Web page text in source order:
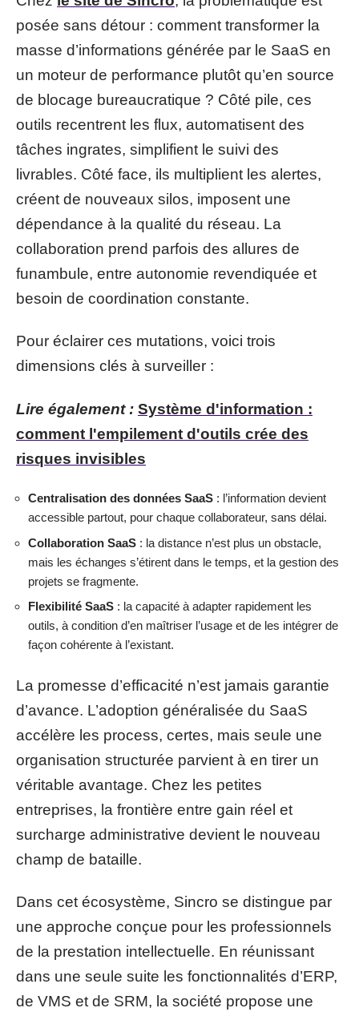
posée sans détour : comment transformer la
masse d’informations générée par le SaaS en
un moteur de performance plutôt qu’en source
de blocage bureaucratique ? Côté pile, ces
outils recentrent les flux, automatisent des
tâches ingrates, simplifient le suivi des
livrables. Côté face, ils multiplient les alertes,
créent de nouveaux silos, imposent une
dépendance à la qualité du réseau. La
collaboration prend parfois des allures de
funambule, entre autonomie revendiquée et
besoin de coordination constante.
Pour éclairer ces mutations, voici trois
dimensions clés à surveiller :
Lire également : Système d'information :
comment l'empilement d'outils crée des
risques invisibles
Centralisation des données SaaS : l’information devient
accessible partout, pour chaque collaborateur, sans délai.
Collaboration SaaS : la distance n’est plus un obstacle,
mais les échanges s’étirent dans le temps, et la gestion des
projets se fragmente.
Flexibilité SaaS : la capacité à adapter rapidement les
outils, à condition d’en maîtriser l’usage et de les intégrer de
façon cohérente à l’existant.
La promesse d’efficacité n’est jamais garantie
d’avance. L’adoption généralisée du SaaS
accélère les process, certes, mais seule une
organisation structurée parvient à en tirer un
véritable avantage. Chez les petites
entreprises, la frontière entre gain réel et
surcharge administrative devient le nouveau
champ de bataille.
Dans cet écosystème, Sincro se distingue par
une approche conçue pour les professionnels
de la prestation intellectuelle. En réunissant
dans une seule suite les fonctionnalités d’ERP,
de VMS et de SRM, la société propose une